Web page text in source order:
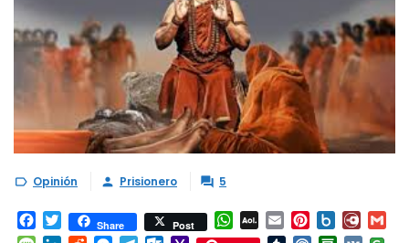
 Opinión  Prisionero  5
Facebook
TwitterShare Post WhatsApp
AOL
Mail
Email Pinterest
Box.net